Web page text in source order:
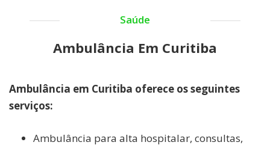
Saúde
Ambulância Em Curitiba
Ambulância em Curitiba oferece os seguintes
serviços:
Ambulância para alta hospitalar, consultas,